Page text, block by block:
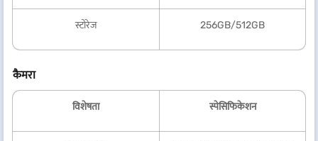
स्टोरेज 256GB/512GB
कैमरा
विशेषता स्पेसिफिकेशन